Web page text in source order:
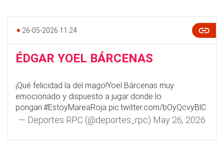
26-05-2026 11:24
ÉDGAR YOEL BÁRCENAS
¡Qué felicidad la del mago!Yoel Bárcenas muy
emocionado y dispuesto a jugar donde lo
pongan.#EstoyMareaRoja pic.twitter.com/bOyQcvyBlC
— Deportes RPC (@deportes_rpc) May 26, 2026